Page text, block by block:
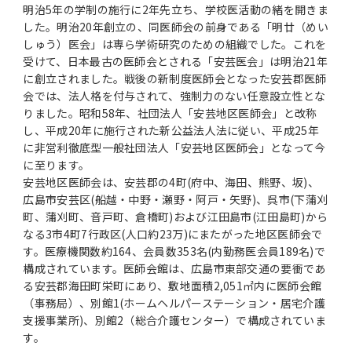
明治5年の学制の施行に2年先立ち、学校医活動の緒を開きま
した。明治20年創立の、同医師会の前身である「明廿（めい
しゅう）医会」は専ら学術研究のための組織でした。これを
受けて、日本最古の医師会とされる「安芸医会」は明治21年
に創立されました。戦後の新制度医師会となった安芸郡医師
会では、法人格を付与されて、強制力のない任意設立性とな
りました。昭和58年、社団法人「安芸地区医師会」と改称
し、平成20年に施行された新公益法人法に従い、平成25年
に非営利徹底型一般社団法人「安芸地区医師会」となって今
に至ります。
安芸地区医師会は、安芸郡の4町(府中、海田、熊野、坂)、
広島市安芸区(船越・中野・瀬野・阿戸・矢野)、呉市(下蒲刈
町、蒲刈町、音戸町、倉橋町)および江田島市(江田島町)から
なる3市4町7行政区(人口約23万)にまたがった地区医師会で
す。医療機関数約164、会員数353名(内勤務医会員189名)で
構成されています。医師会館は、広島市東部交通の要衝であ
る安芸郡海田町栄町にあり、敷地面積2,051㎡内に医師会館
（事務局）、別館1(ホームヘルパーステーション・居宅介護
支援事業所)、別館2（総合介護センター）で構成されていま
す。